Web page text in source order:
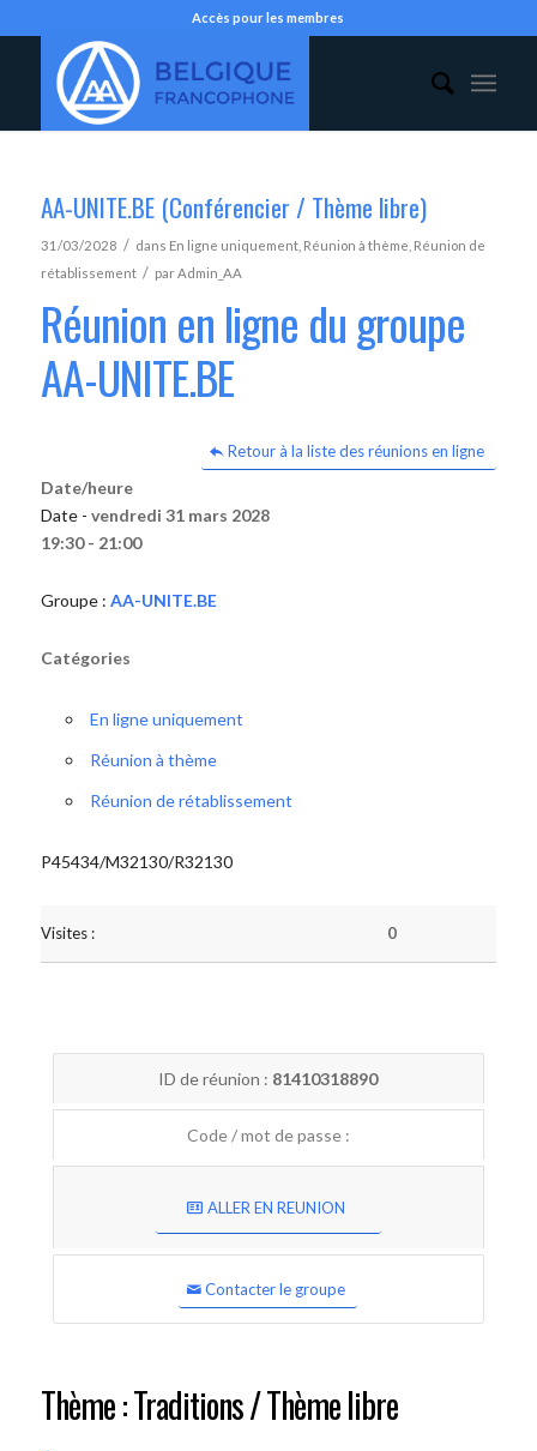
Accès pour les membres
AA-UNITE.BE (Conférencier / Thème libre)
31/03/2028 / dans En ligne uniquement, Réunion à thème Réunion de
rétablissement / parAdmin_AA
Réunion en ligne du groupe
AA-UNITE.BE
Retour à la liste des réunions en ligne
Date/heure
Date - vendredi 31 mars 2028
19:30 - 21:00
Groupe : AA-UNITE.BE
Catégories
En ligne uniquement
Réunion à thème
Réunion de rétablissement
P45434/M32130/R32130
Visites : 0
ID de réunion : 81410318890
Code / mot de passe :
ALLER EN REUNION
Contacter le groupe
Thème : Traditions / Thème libre